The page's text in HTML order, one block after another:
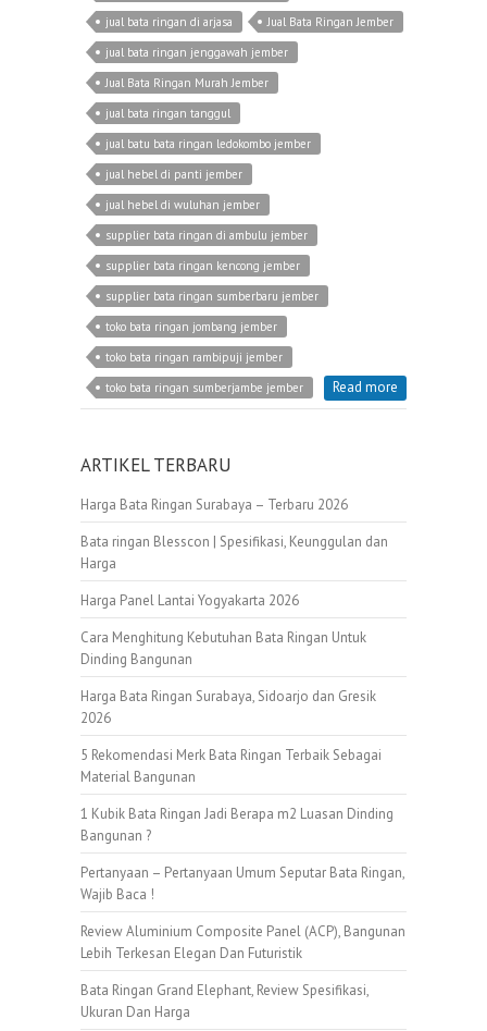
jual bata ringan di arjasa
Jual Bata Ringan Jember
jual bata ringan jenggawah jember
Jual Bata Ringan Murah Jember
jual bata ringan tanggul
jual batu bata ringan ledokombo jember
jual hebel di panti jember
jual hebel di wuluhan jember
supplier bata ringan di ambulu jember
supplier bata ringan kencong jember
supplier bata ringan sumberbaru jember
toko bata ringan jombang jember
toko bata ringan rambipuji jember
toko bata ringan sumberjambe jember
Read more
ARTIKEL TERBARU
Harga Bata Ringan Surabaya – Terbaru 2026
Bata ringan Blesscon | Spesifikasi, Keunggulan dan
Harga
Harga Panel Lantai Yogyakarta 2026
Cara Menghitung Kebutuhan Bata Ringan Untuk
Dinding Bangunan
Harga Bata Ringan Surabaya, Sidoarjo dan Gresik
2026
5 Rekomendasi Merk Bata Ringan Terbaik Sebagai
Material Bangunan
1 Kubik Bata Ringan Jadi Berapa m2 Luasan Dinding
Bangunan ?
Pertanyaan – Pertanyaan Umum Seputar Bata Ringan,
Wajib Baca !
Review Aluminium Composite Panel (ACP), Bangunan
Lebih Terkesan Elegan Dan Futuristik
Bata Ringan Grand Elephant, Review Spesifikasi,
Ukuran Dan Harga